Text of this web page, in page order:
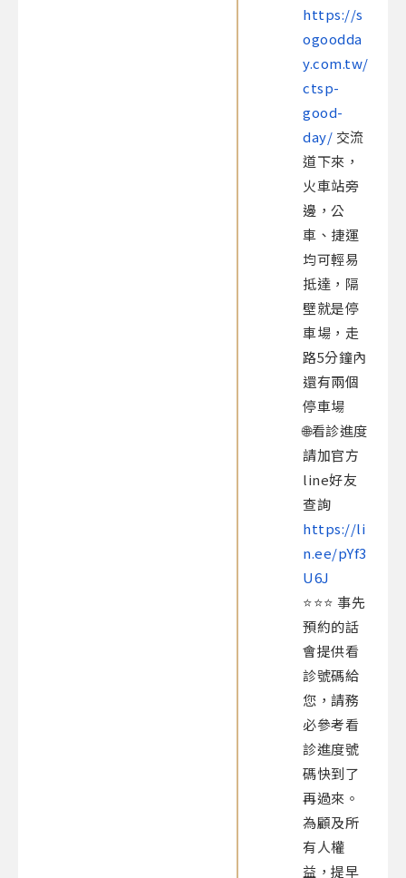
https://s
ogoodda
y.com.tw/
ctsp-
good-
day/ 交流
道下來，
火車站旁
邊，公
車、捷運
均可輕易
抵達，隔
壁就是停
車場，走
路5分鐘內
還有兩個
停車場​
🌐看診進度
請加官方
line好友
查詢
https://li
n.ee/pYf3
U6J
⭐️⭐️⭐️ 事先
預約的話
會提供看
診號碼給
您，請務
必參考看
診進度號
碼快到了
再過來。
為顧及所
有人權
益，提早